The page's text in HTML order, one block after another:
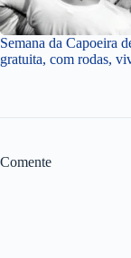
Semana da Capoeira
gratuita, com rodas,
Comente